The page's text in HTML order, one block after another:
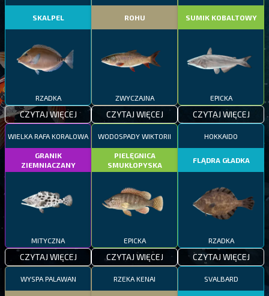
SKALPEL
RZADKA
CZYTAJ WIĘCEJ
ROHU
ZWYCZAJNA
CZYTAJ WIĘCEJ
SUMIK KOBALTOWY
EPICKA
CZYTAJ WIĘCEJ
WIELKA RAFA KORALOWA
GRANIK
ZIEMNIACZANY
MITYCZNA
CZYTAJ WIĘCEJ
WODOSPADY WIKTORII
PIELĘGNICA
SMUKŁOPYSKA
EPICKA
CZYTAJ WIĘCEJ
HOKKAIDO
FLĄDRA GŁADKA
RZADKA
CZYTAJ WIĘCEJ
WYSPA PALAWAN RZEKA KENAI SVALBARD